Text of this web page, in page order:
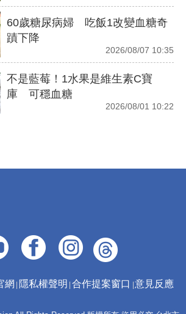
60歲糖尿病婦 吃飯1改變血糖奇
蹟下降
2026/08/07 10:35
不是藍莓！1水果是維生素C寶
庫 可穩血糖
2026/08/01 10:22
網 隱私權聲明 合作提案窗口 意見反應